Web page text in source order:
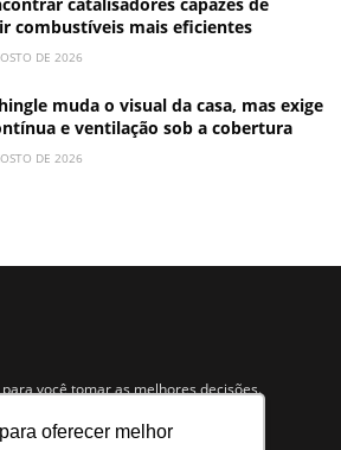
oferecer melhor
combustíveis mais eficientes
DE 2026
muda o visual da casa, mas exige
e ventilação sob a cobertura
DE 2026
você tomar as melhores decisões.